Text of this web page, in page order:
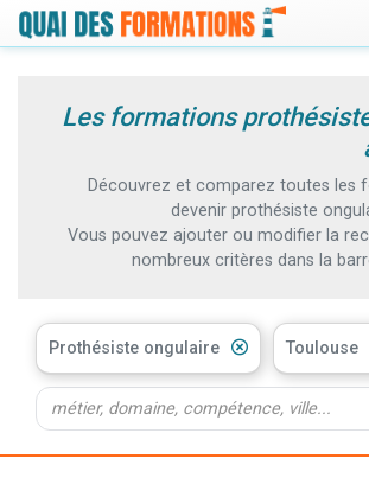
Les formations
Découvrez et comparez toutes les
devenir prothésiste
Vous pouvez ajouter ou modifier la
nombreux critères dans la
Prothésiste ongulaire Toulouse